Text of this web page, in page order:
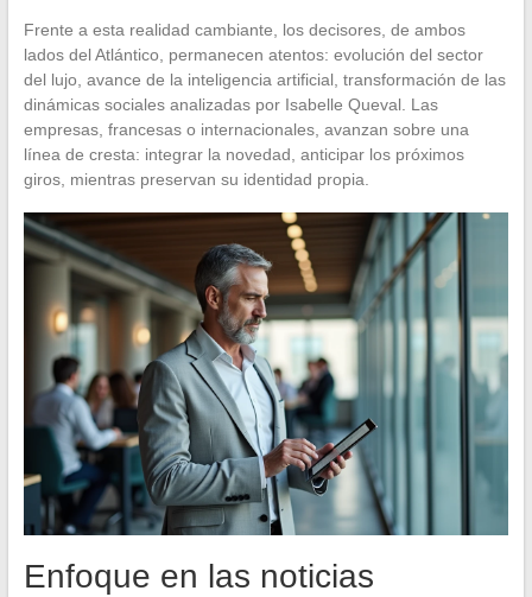
Frente a esta realidad cambiante, los decisores, de ambos
lados del Atlántico, permanecen atentos: evolución del sector
del lujo, avance de la inteligencia artificial, transformación de las
dinámicas sociales analizadas por Isabelle Queval. Las
empresas, francesas o internacionales, avanzan sobre una
línea de cresta: integrar la novedad, anticipar los próximos
giros, mientras preservan su identidad propia.
Enfoque en las noticias